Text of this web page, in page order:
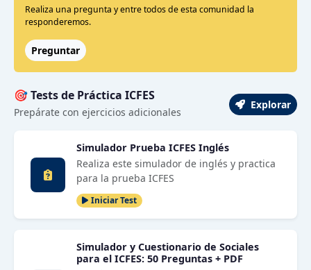
Realiza una pregunta y entre todos de esta comunidad la
responderemos.
Preguntar
🎯 Tests de Práctica ICFES
Prepárate con ejercicios adicionales
Explorar
Simulador Prueba ICFES Inglés
Realiza este simulador de inglés y practica
para la prueba ICFES
Iniciar Test
Simulador y Cuestionario de Sociales
para el ICFES: 50 Preguntas + PDF